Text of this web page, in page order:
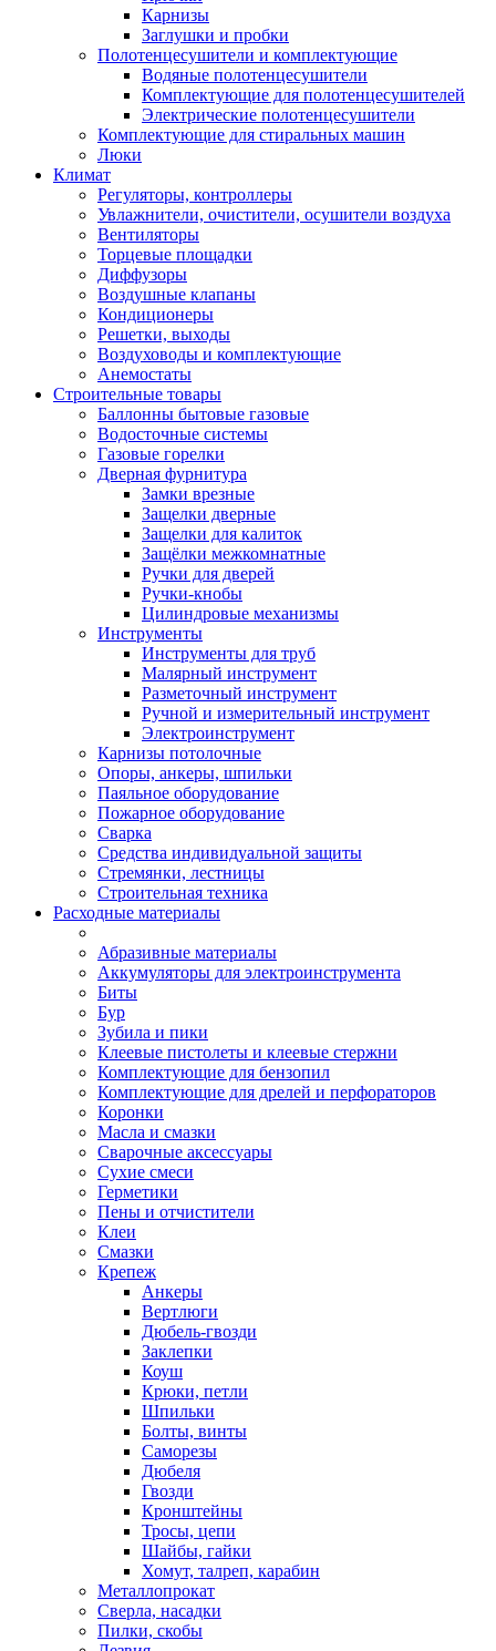
Карнизы
Заглушки и пробки
Полотенцесушители и комплектующие
Водяные полотенцесушители
Комплектующие для полотенцесушителей
Электрические полотенцесушители
Комплектующие для стиральных машин
Люки
Климат
Регуляторы, контроллеры
Увлажнители, очистители, осушители воздуха
Вентиляторы
Торцевые площадки
Диффузоры
Воздушные клапаны
Кондиционеры
Решетки, выходы
Воздуховоды и комплектующие
Анемостаты
Строительные товары
Баллонны бытовые газовые
Водосточные системы
Газовые горелки
Дверная фурнитура
Замки врезные
Защелки дверные
Защелки для калиток
Защёлки межкомнатные
Ручки для дверей
Ручки-кнобы
Цилиндровые механизмы
Инструменты
Инструменты для труб
Малярный инструмент
Разметочный инструмент
Ручной и измерительный инструмент
Электроинструмент
Карнизы потолочные
Опоры, анкеры, шпильки
Паяльное оборудование
Пожарное оборудование
Сварка
Средства индивидуальной защиты
Стремянки, лестницы
Строительная техника
Расходные материалы
Абразивные материалы
Аккумуляторы для электроинструмента
Биты
Бур
Зубила и пики
Клеевые пистолеты и клеевые стержни
Комплектующие для бензопил
Комплектующие для дрелей и перфораторов
Коронки
Масла и смазки
Сварочные аксессуары
Сухие смеси
Герметики
Пены и отчистители
Клеи
Смазки
Крепеж
Анкеры
Вертлюги
Дюбель-гвозди
Заклепки
Коуш
Крюки, петли
Шпильки
Болты, винты
Саморезы
Дюбеля
Гвозди
Кронштейны
Тросы, цепи
Шайбы, гайки
Хомут, талреп, карабин
Металлопрокат
Сверла, насадки
Пилки, скобы